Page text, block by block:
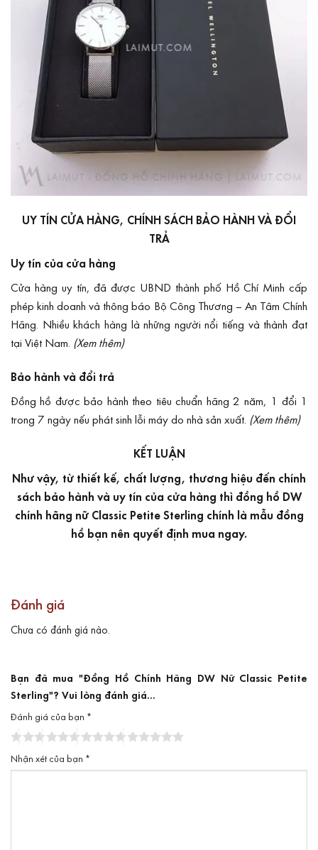
UY TÍN CỬA HÀNG, CHÍNH SÁCH BẢO HÀNH VÀ ĐỔI
TRẢ
Uy tín của cửa hàng
Cửa hàng uy tín, đã được UBND thành phố Hồ Chí Minh cấp
phép kinh doanh và thông báo Bộ Công Thương – An Tâm Chính
Hãng. Nhiều khách hàng là những người nổi tiếng và thành đạt
tại Việt Nam. (Xem thêm)
Bảo hành và đổi trả
Đồng hồ được bảo hành theo tiêu chuẩn hãng 2 năm, 1 đổi 1
trong 7 ngày nếu phát sinh lỗi máy do nhà sản xuất. (Xem thêm)
KẾT LUẬN
Như vậy, từ thiết kế, chất lượng, thương hiệu đến chính
sách bảo hành và uy tín của cửa hàng thì đồng hồ DW
chính hãng nữ Classic Petite Sterling chính là mẫu đồng
hồ bạn nên quyết định mua ngay.
Đánh giá
Chưa có đánh giá nào.
Bạn đã mua "Đồng Hồ Chính Hãng DW Nữ Classic Petite
Sterling"? Vui lòng đánh giá...
Đánh giá của bạn *
Nhận xét của bạn *